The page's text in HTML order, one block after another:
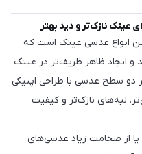
عینک نازک‌تر و دید بهتر
انواع عدسی عینک است که
ایجاد ظاهر ظریف‌تر در عینک
سطح عدسی با طراحی اپتیکی
لبه‌های نازک‌تر و کیفیت
یا از ضخامت زیاد عدسی‌های